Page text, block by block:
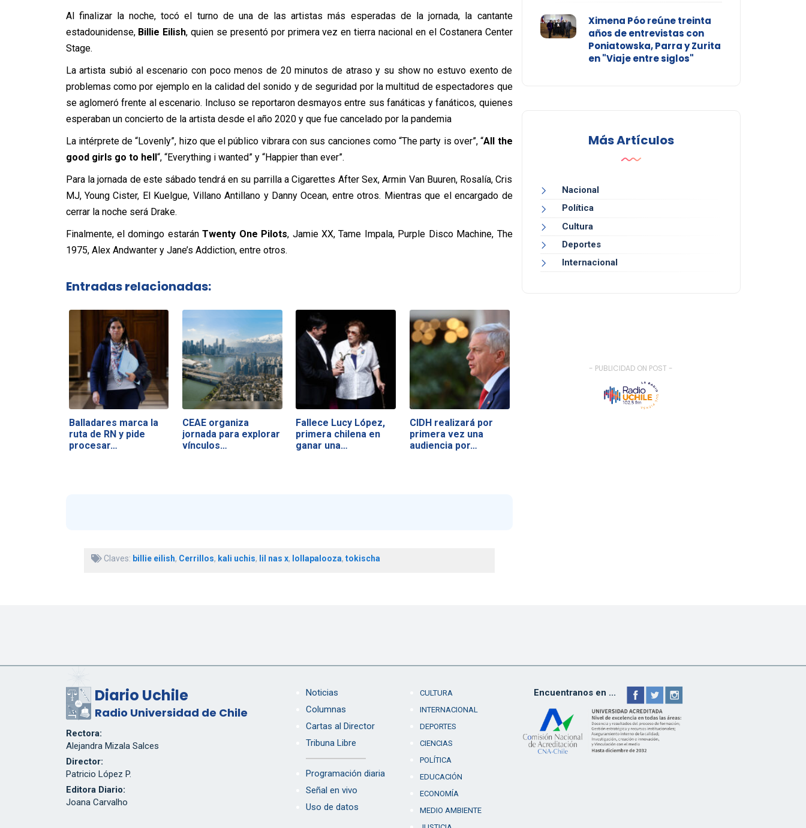
Al finalizar la noche, tocó el turno de una de las artistas más esperadas de la jornada, la cantante
estadounidense, Billie Eilish, quien se presentó por primera vez en tierra nacional en el Costanera Center
Stage.
La artista subió al escenario con poco menos de 20 minutos de atraso y su show no estuvo exento de
problemas como por ejemplo en la calidad del sonido y de seguridad por la multitud de espectadores que
se aglomeró frente al escenario. Incluso se reportaron desmayos entre sus fanáticas y fanáticos, quienes
esperaban un concierto de la artista desde el año 2020 y que fue cancelado por la pandemia
La intérprete de “Lovenly”, hizo que el público vibrara con sus canciones como “The party is over”, “All the
good girls go to hell“, “Everything i wanted” y “Happier than ever”.
Para la jornada de este sábado tendrá en su parrilla a Cigarettes After Sex, Armin Van Buuren, Rosalía, Cris
MJ, Young Cister, El Kuelgue, Villano Antillano y Danny Ocean, entre otros. Mientras que el encargado de
cerrar la noche será Drake.
Finalmente, el domingo estaránTwenty One Pilots, Jamie XX, Tame Impala, Purple Disco Machine, The
1975, Alex Andwanter y Jane’s Addiction, entre otros.
Entradas relacionadas:
Balladares marca la
ruta de RN y pide
procesar…
CEAE organiza
jornada para explorar
vínculos…
Fallece Lucy López,
primera chilena en
ganar una…
CIDH realizará por
primera vez una
audiencia por…
Claves: billie eilish, Cerrillos, kali uchis, lil nas x, lollapalooza, tokischa
Ximena Póo reúne treinta
años de entrevistas con
Poniatowska, Parra y Zurita
en "Viaje entre siglos"
Más Artículos
Nacional
Política
Cultura
Deportes
Internacional
- PUBLICIDAD ON POST -
Diario Uchile
Radio Universidad de Chile
Rectora:
Alejandra Mizala Salces
Director:
Patricio López P.
Editora Diario:
Joana Carvalho
Noticias
Columnas
Cartas al Director
Tribuna Libre
Programación diaria
Señal en vivo
Uso de datos
CULTURA
INTERNACIONAL
DEPORTES
CIENCIAS
POLÍTICA
EDUCACIÓN
ECONOMÍA
MEDIO AMBIENTE
Encuentranos en ...